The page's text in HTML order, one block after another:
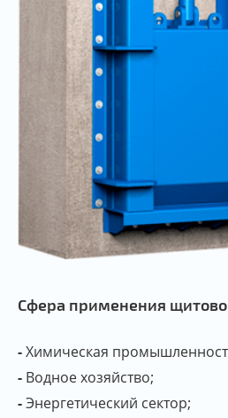
Сфера применения
Химическая
Водное хозяйство;
Энергетический сектор;